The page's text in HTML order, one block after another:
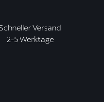
Schneller Versand
2-5 Werktage